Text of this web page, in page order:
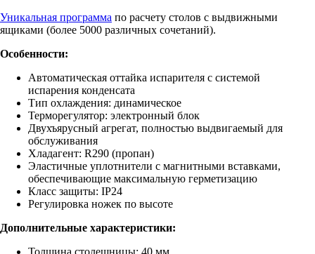
Уникальная программа по расчету столов с выдвижными
ящиками (более 5000 различных сочетаний).
Особенности:
Автоматическая оттайка испарителя с системой
испарения конденсата
Тип охлаждения: динамическое
Терморегулятор: электронный блок
Двухъярусный агрегат, полностью выдвигаемый для
обслуживания
Хладагент: R290 (пропан)
Эластичные уплотнители с магнитными вставками,
обеспечивающие максимальную герметизацию
Класс защиты: IP24
Регулировка ножек по высоте
Дополнительные характеристики:
Толщина столешницы: 40 мм